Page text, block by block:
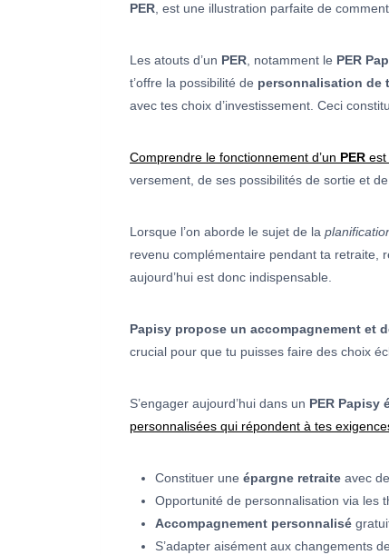
PER, est une illustration parfaite de
Les atouts d’un PER, notamment le PER
t’offre la possibilité de personnalisation de
avec tes choix d’investissement. Ceci
Comprendre le fonctionnement d’un PER est
versement, de ses possibilités de sortie et
Lorsque l’on aborde le sujet de la
revenu complémentaire pendant ta retraite,
aujourd’hui est donc indispensable.
Papisy propose un accompagnement et
crucial pour que tu puisses faire des choix
S’engager aujourd’hui dans un PER Papisy
personnalisées qui répondent à tes
Constituer une épargne retraite avec
Opportunité de personnalisation via les
Accompagnement personnalisé
S’adapter aisément aux changements